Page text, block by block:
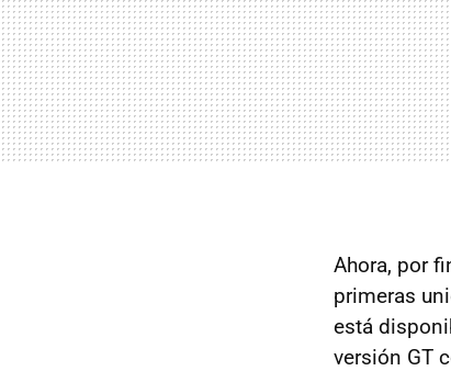
Ahora, por
primeras
está
versión GT